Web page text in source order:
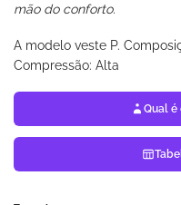
mão do conforto.
A modelo veste P.
Compressão: Alta
Qual é